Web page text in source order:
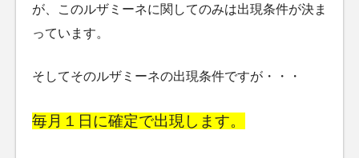
が、このルザミーネに関してのみは出現条件が決ま
っています。
そしてそのルザミーネの出現条件ですが・・・
毎月１日に確定で出現します。